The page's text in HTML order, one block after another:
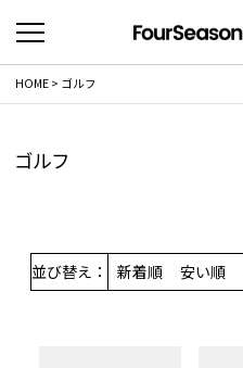
HOME ゴルフ
ゴルフ
並び替え 新着順 安い順